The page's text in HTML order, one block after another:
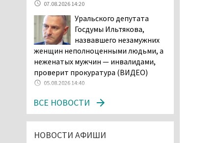
Правительство РФ
разрешило производство
и продажу бензина класса
«Евро-2», в котором содержание
серы в 10 раз выше, чем в топливе
«Евро-5». Это опасно для здоровья и
повышает износ автомобиля
больнице № 3 Нижнего
Тагила опровергли
заявили, что их дочь в палате
07.08.2026 14:20
Уральского депутата
Госдумы Ильтякова,
назвавшего незамужних
женщин неполноценными людьми, а
неженатых мужчин — инвалидами,
проверит прокуратура (ВИДЕО)
05.08.2026 14:40
ВСЕ НОВОСТИ
НОВОСТИ АФИШИ